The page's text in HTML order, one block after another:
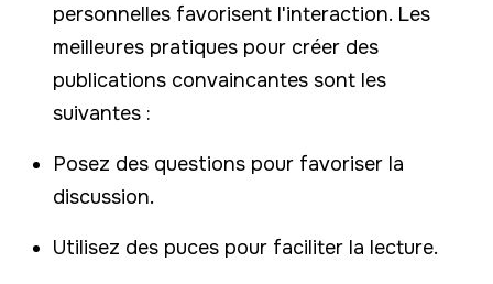
personnelles favorisent l'interaction. Les
meilleures pratiques pour créer des
publications convaincantes sont les
suivantes :
Posez des questions pour favoriser la
discussion.
Utilisez des puces pour faciliter la lecture.